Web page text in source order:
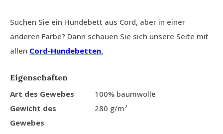
Suchen Sie ein Hundebett aus Cord, aber in einer
anderen Farbe? Dann schauen Sie sich unsere Seite mit
allen Cord-Hundebetten.
Eigenschaften
Art des Gewebes
100% baumwolle
Gewicht des
Gewebes
280 g/m²